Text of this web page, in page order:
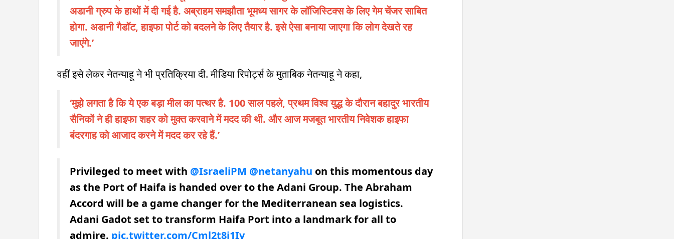
अडानी ग्रुप के हाथों में दी गई है. अब्राहम समझौता भूमध्य सागर के लॉजिस्टिक्स के लिए गेम चेंजर साबित
होगा. अडानी गैडॉट, हाइफा पोर्ट को बदलने के लिए तैयार है. इसे ऐसा बनाया जाएगा कि लोग देखते रह
जाएंगे.’
वहीं इसे लेकर नेतन्याहू ने भी प्रतिक्रिया दी. मीडिया रिपोर्ट्स के मुताबिक नेतन्याहू ने कहा,
‘मुझे लगता है कि ये एक बड़ा मील का पत्थर है. 100 साल पहले, प्रथम विश्व युद्ध के दौरान बहादुर भारतीय
सैनिकों ने ही हाइफा शहर को मुक्त करवाने में मदद की थी. और आज मजबूत भारतीय निवेशक हाइफा
बंदरगाह को आजाद करने में मदद कर रहे हैं.’
Privileged to meet with @IsraeliPM @netanyahu on this momentous day
as the Port of Haifa is handed over to the Adani Group. The Abraham
Accord will be a game changer for the Mediterranean sea logistics.
Adani Gadot set to transform Haifa Port into a landmark for all to
admire. pic.twitter.com/Cml2t8j1Iv